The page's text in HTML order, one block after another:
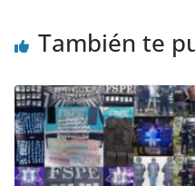
También te